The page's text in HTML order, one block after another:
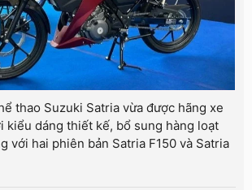
thao Suzuki Satria vừa được hãng xe
kiểu dáng thiết kế, bổ sung hàng loạt
với hai phiên bản Satria F150 và Satria